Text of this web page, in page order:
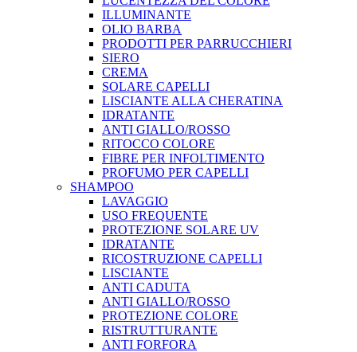
ILLUMINANTE
OLIO BARBA
PRODOTTI PER PARRUCCHIERI
SIERO
CREMA
SOLARE CAPELLI
LISCIANTE ALLA CHERATINA
IDRATANTE
ANTI GIALLO/ROSSO
RITOCCO COLORE
FIBRE PER INFOLTIMENTO
PROFUMO PER CAPELLI
SHAMPOO
LAVAGGIO
USO FREQUENTE
PROTEZIONE SOLARE UV
IDRATANTE
RICOSTRUZIONE CAPELLI
LISCIANTE
ANTI CADUTA
ANTI GIALLO/ROSSO
PROTEZIONE COLORE
RISTRUTTURANTE
ANTI FORFORA